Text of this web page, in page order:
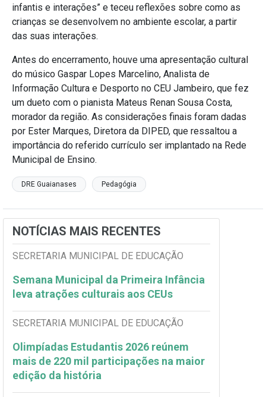
infantis e interações” e teceu reflexões sobre como as
crianças se desenvolvem no ambiente escolar, a partir
das suas interações.
Antes do encerramento, houve uma apresentação cultural
do músico Gaspar Lopes Marcelino, Analista de
Informação Cultura e Desporto no CEU Jambeiro, que fez
um dueto com o pianista Mateus Renan Sousa Costa,
morador da região. As considerações finais foram dadas
por Ester Marques, Diretora da DIPED, que ressaltou a
importância do referido currículo ser implantado na Rede
Municipal de Ensino.
DRE Guaianases Pedagógia
NOTÍCIAS MAIS RECENTES
SECRETARIA MUNICIPAL DE EDUCAÇÃO
Semana Municipal da Primeira Infância
leva atrações culturais aos CEUs
SECRETARIA MUNICIPAL DE EDUCAÇÃO
Olimpíadas Estudantis 2026 reúnem
mais de 220 mil participações na maior
edição da história